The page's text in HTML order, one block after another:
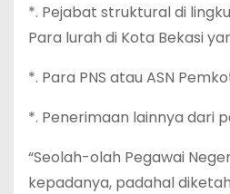
*. Pejabat struktural di
Para lurah di Kota Bekasi
*. Para PNS atau ASN
*. Penerimaan lainnya dari
“Seolah-olah Pegawai
kepadanya, padahal